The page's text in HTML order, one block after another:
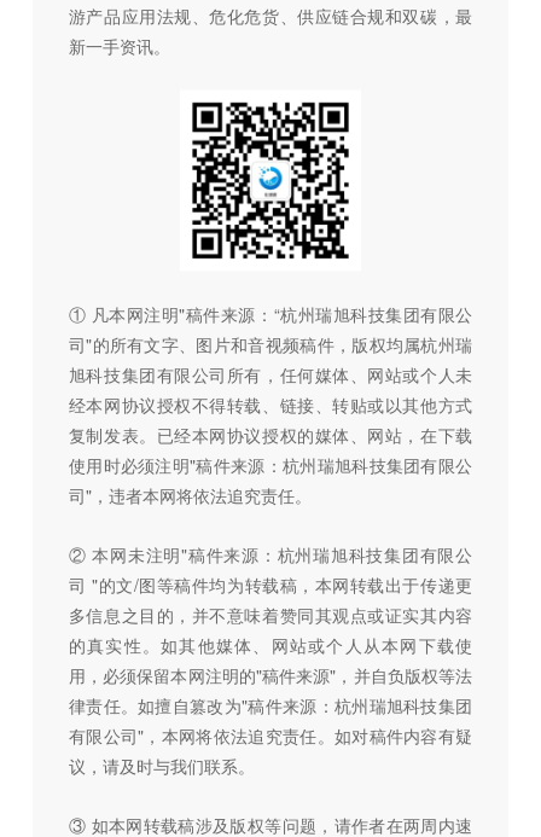
游产品应用法规、危化危货、供应链合规和双碳，最
新一手资讯。
① 凡本网注明"稿件来源：“杭州瑞旭科技集团有限公
司"的所有文字、图片和音视频稿件，版权均属杭州瑞
旭科技集团有限公司所有，任何媒体、网站或个人未
经本网协议授权不得转载、链接、转贴或以其他方式
复制发表。已经本网协议授权的媒体、网站，在下载
使用时必须注明"稿件来源：杭州瑞旭科技集团有限公
司"，违者本网将依法追究责任。
② 本网未注明"稿件来源：杭州瑞旭科技集团有限公
司 "的文/图等稿件均为转载稿，本网转载出于传递更
多信息之目的，并不意味着赞同其观点或证实其内容
的真实性。如其他媒体、网站或个人从本网下载使
用，必须保留本网注明的"稿件来源"，并自负版权等法
律责任。如擅自篡改为"稿件来源：杭州瑞旭科技集团
有限公司"，本网将依法追究责任。如对稿件内容有疑
议，请及时与我们联系。
③ 如本网转载稿涉及版权等问题，请作者在两周内速